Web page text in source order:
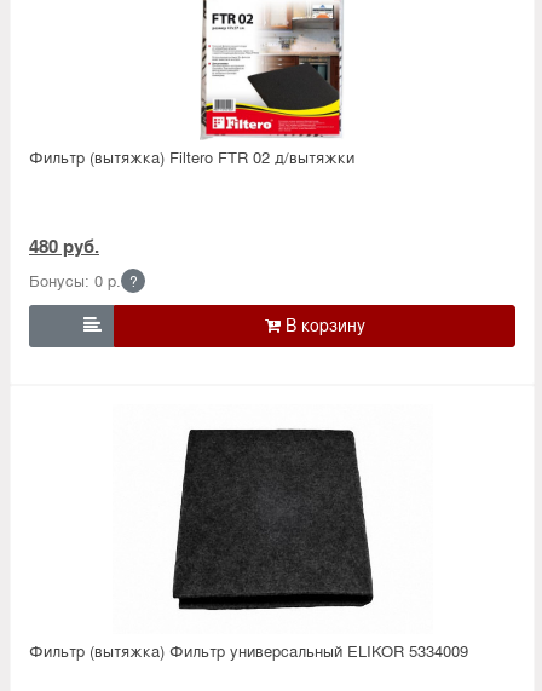
Фильтр (вытяжка) Filtero FTR 02 д/вытяжки
480 руб.
Бонусы: 0 р. ?

Фильтр (вытяжка) Фильтр универсальный ELIKOR 5334009